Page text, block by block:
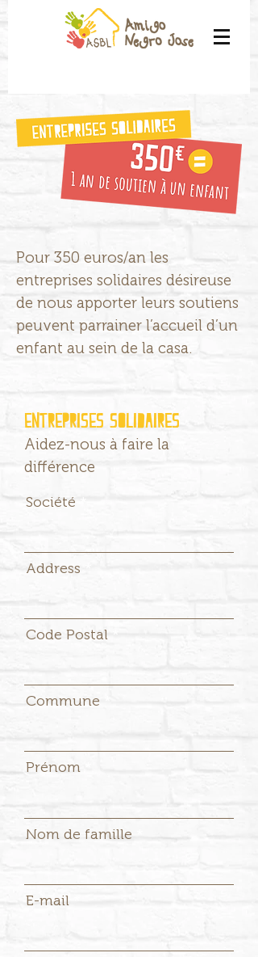
Pour 350 euros/an les
entreprises solidaires désireuse
de nous apporter leurs soutiens
peuvent parrainer l’accueil d’un
enfant au sein de la casa.
Entreprises solidaires
Aidez-nous à faire la
différence
Société
Address
Code Postal
Commune
Prénom
Nom de famille
E-mail